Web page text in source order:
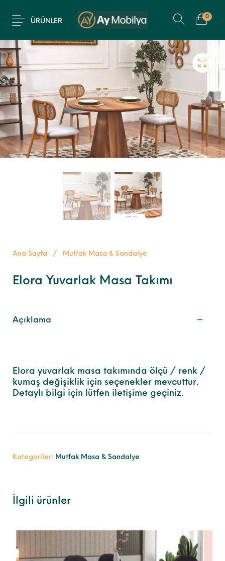
ÜRÜNLER
0
Ana Sayfa / Mutfak Masa & Sandalye
Elora Yuvarlak Masa Takımı
Açıklama
Elora yuvarlak masa takımında ölçü / renk /
kumaş değişiklik için seçenekler mevcuttur.
Detaylı bilgi için lütfen iletişime geçiniz.
Kategoriler: Mutfak Masa & Sandalye
İlgili ürünler